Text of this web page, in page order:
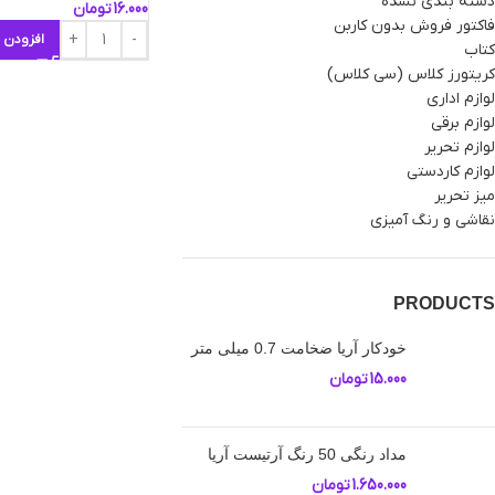
فاکتور فروش بدون کاربن
کتاب
کریتورز کلاس (سی کلاس)
لوازم اداری
لوازم برقی
لوازم تحریر
لوازم کاردستی
میز تحریر
نقاشی و رنگ آمیزی
PRODUCTS
خودکار آریا ضخامت 0.7 میلی متر
15.000تومان
مداد رنگی 50 رنگ آرتیست آریا
1.650.000تومان
16.000تومان